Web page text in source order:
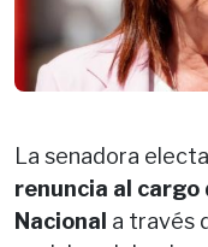
La senadora electa
renuncia al cargo
Nacional a través